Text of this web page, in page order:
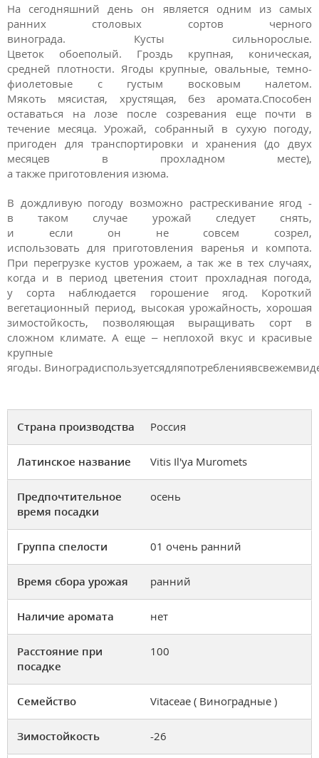
На сегодняшний день он является одним из самых
ранних столовых сортов черного
винограда. Кусты сильнорослые.
Цветок обоеполый. Гроздь крупная, коническая,
средней плотности. Ягоды крупные, овальные, темно-
фиолетовые с густым восковым налетом.
Мякоть мясистая, хрустящая, без аромата.Способен
оставаться на лозе после созревания еще почти в
течение месяца. Урожай, собранный в сухую погоду,
пригоден для транспортировки и хранения (до двух
месяцев в прохладном месте),
а также приготовления изюма.
В дождливую погоду возможно растрескиваниеягод -
втаком случае урожай следует снять,
и если он не совсем созрел,
использоватьдля приготовления варенья и компота.
При перегрузке кустов урожаем,а так же в тех случаях,
когда и в период цветения стоит прохладная погода,
у сорта наблюдается горошение ягод. Короткий
вегетационный период, высокая урожайность, хорошая
зимостойкость, позволяющая выращивать сорт в
сложном климате. А еще – неплохой вкус и красивые
крупные
ягоды.
Страна производства Россия
Латинское название Vitis Il'ya Muromets
Предпочтительное
время посадки
осень
Группа спелости 01 очень ранний
Время сбора урожая ранний
Наличие аромата нет
Расстояние при
посадке
100
Семейство Vitaceae ( Виноградные )
Зимостойкость -26